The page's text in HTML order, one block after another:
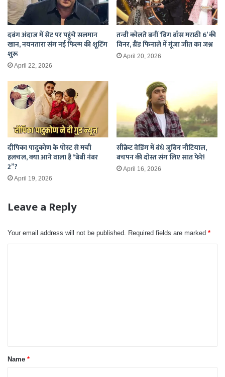
दबंग अंदाज में सेट पर पहुंचे सलमान
खान, नयनतारा संग नई फिल्म की शूटिंग
शुरू
April 22, 2026
तन्वी कोलते बनीं ‘बिग बॉस मराठी 6’ की
विनर, ग्रैंड फिनाले में गूंजा जीत का जश्न
April 20, 2026
दीपिका पादुकोण के पोस्ट से मची
हलचल, क्या आने वाला है “बेबी नंबर
2”?
April 19, 2026
सीक्रेट वेडिंग में बंधे जुबिन नौटियाल,
बचपन की दोस्त संग लिए सात फेरे!
April 16, 2026
Leave a Reply
Your email address will not be published. Required fields are marked *
*Name *